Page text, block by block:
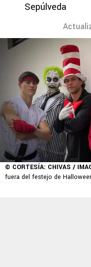
Sepúlveda
© CORTESÍA: CHIVAS /
fuera del festejo de